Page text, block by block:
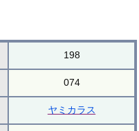
198
074
ヤミカラス